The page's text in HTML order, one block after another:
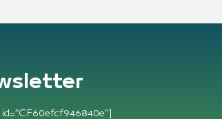
id=”CF60efcf946840e”]